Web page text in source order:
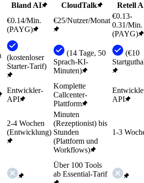
Bland AI CloudTalk Retell
€0.14/Min.
(PAYG)
€25/Nutzer/Monat
€0.13-
0.31/Min.
(PAYG)
(kostenloser
Starter-Tarif)
(14 Tage, 50
Sprach-KI-
Minuten)
(€10
Entwickler-
API
Komplette
Callcenter-
Plattform
API
2-4 Wochen
(Entwicklung)
Minuten
(Rezeptionist) bis
Stunden
(Plattform und
Workflows)
1-3
Über 100 Tools
ab Essential-Tarif